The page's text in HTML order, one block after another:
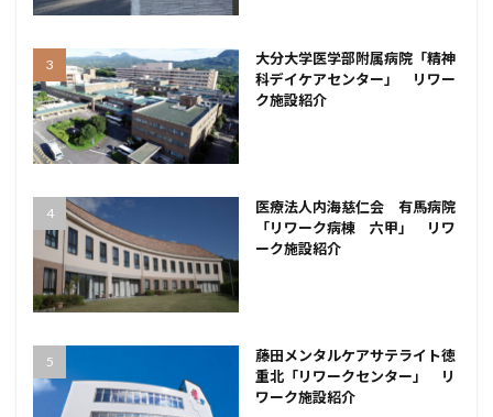
大分大学医学部附属病院「精神
科デイケアセンター」 リワー
ク施設紹介
医療法人内海慈仁会 有馬病院
「リワーク病棟 六甲」 リワ
ーク施設紹介
藤田メンタルケアサテライト徳
重北「リワークセンター」 リ
ワーク施設紹介